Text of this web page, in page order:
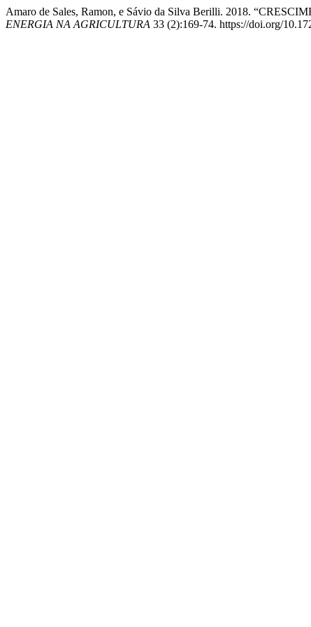
Amaro de Sales, Ramon, e Sávio da Silva Berilli. 2018.
ENERGIA NA AGRICULTURA 33 (2):169-74. https://doi.org/